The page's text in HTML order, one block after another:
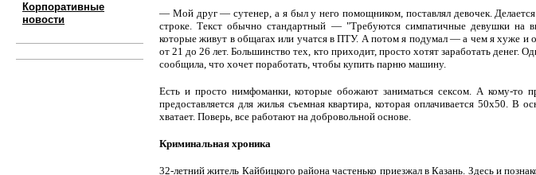
Корпоративные
новости
— Мой друг — сутенер, а я был у него помощником, поставлял девочек.
строке. Текст обычно стандартный — "Требуются симпатичные девушки на
которые живут в общагах или учатся в ПТУ. А потом я подумал — а чем я хуже и
от 21 до 26 лет. Большинство тех, кто приходит, просто хотят заработать денег.
сообщила, что хочет поработать, чтобы купить парню машину.
Есть и просто нимфоманки, которые обожают заниматься сексом. А кому-то
предоставляется для жилья съемная квартира, которая оплачивается 50х50. В
хватает. Поверь, все работают на добровольной основе.
Криминальная хроника
32-летний житель Кайбицкого района частенько приезжал в Казань. Здесь и